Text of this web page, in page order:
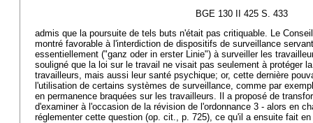
BGE 130 II 425 S. 433
admis que la poursuite de tels buts n'était pas critiquable. Le
montré favorable à l'interdiction de dispositifs de surveillance
essentiellement ("ganz oder in erster Linie") à surveiller les
souligné que la loi sur le travail ne visait pas seulement à protéger
travailleurs, mais aussi leur santé psychique; or, cette dernière
l'utilisation de certains systèmes de surveillance, comme par
en permanence braquées sur les travailleurs. Il a proposé de
d'examiner à l'occasion de la révision de l'ordonnance 3 - alors en
réglementer cette question (op. cit., p. 725), ce qu'il a ensuite fait